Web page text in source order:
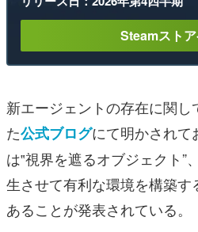
Steamスト
新エージェントの存在に関
た公式ブログにて明かされて
は‟視界を遮るオブジェクト”
生させて有利な環境を構築
あることが発表されている。